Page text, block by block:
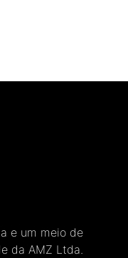
e um meio de
da AMZ Ltda.